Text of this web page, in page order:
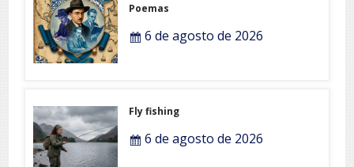
Poemas
6 de agosto de 2026
Fly fishing
6 de agosto de 2026